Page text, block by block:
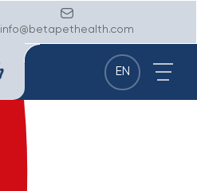
info@betapethealth.com
EN